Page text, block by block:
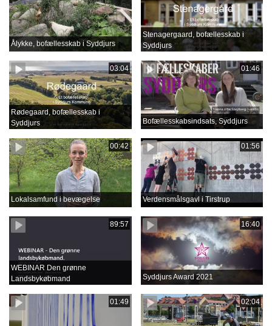
Ålykke, bofællesskab i Syddjurs
Stenagergaard, bofællesskab i
Syddjurs
03:04
Rødegaard, bofællesskab i
Syddjurs
01:46
Bofællesskabsindsats, Syddjurs
00:42
Lokalsamfund i bevægelse
01:56
Verdensmålsgavl i Tirstrup
89:57
WEBINAR Den grønne
Landsbykøbmand
16:40
Syddjurs Award 2021
01:49 02:04